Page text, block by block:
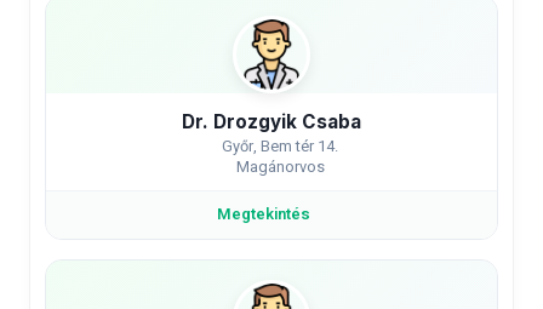
Dr. Drozgyik Csaba
Győr, Bem tér 14.
Magánorvos
Megtekintés